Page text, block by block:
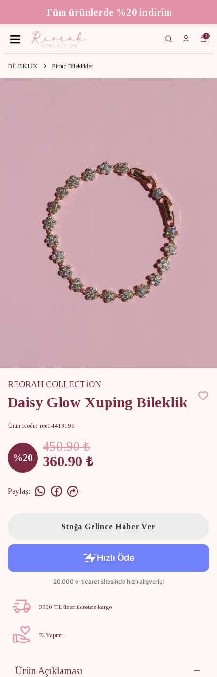
Tüm ürünlerde %20 indirim
0
BİLEKLİK Pirinç Bileklikler
REORAH COLLECTİON
Daisy Glow Xuping Bileklik
Ürün Kodu: reo14418196
%20
450.90 ₺
360.90 ₺
Paylaş:
Stoğa Gelince Haber Ver
3000 TL üzeri ücretsiz kargo
El Yapımı
Ürün Açıklaması